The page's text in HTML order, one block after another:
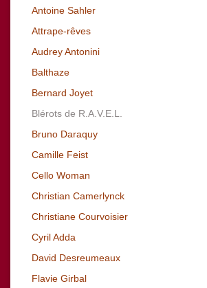
Antoine Sahler
Attrape-rêves
Audrey Antonini
Balthaze
Bernard Joyet
Blérots de R.A.V.E.L.
Bruno Daraquy
Camille Feist
Cello Woman
Christian Camerlynck
Christiane Courvoisier
Cyril Adda
David Desreumeaux
Flavie Girbal